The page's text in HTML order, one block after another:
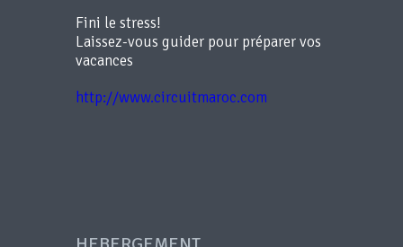
Fini le stress!
Laissez-vous guider pour préparer vos
vacances
http://www.circuitmaroc.com